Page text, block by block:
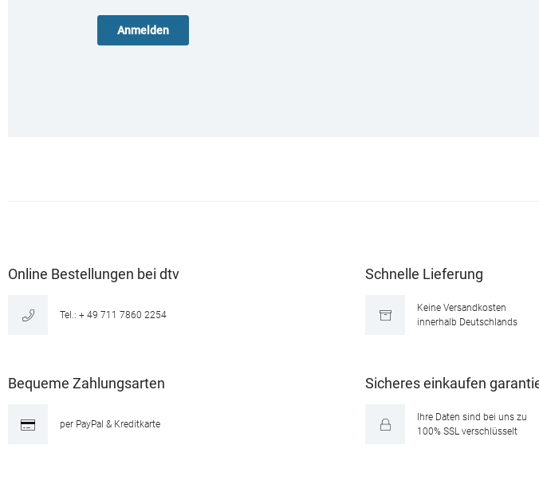
Online Bestellungen bei dtv
Tel.: + 49 711 7860 2254
Schnelle Lieferung
Keine Versandkosten
innerhalb Deutschlands
Bequeme Zahlungsarten
per PayPal & Kreditkarte
Sicheres einkaufen
Ihre Daten sind bei uns zu
100% SSL verschlüsselt